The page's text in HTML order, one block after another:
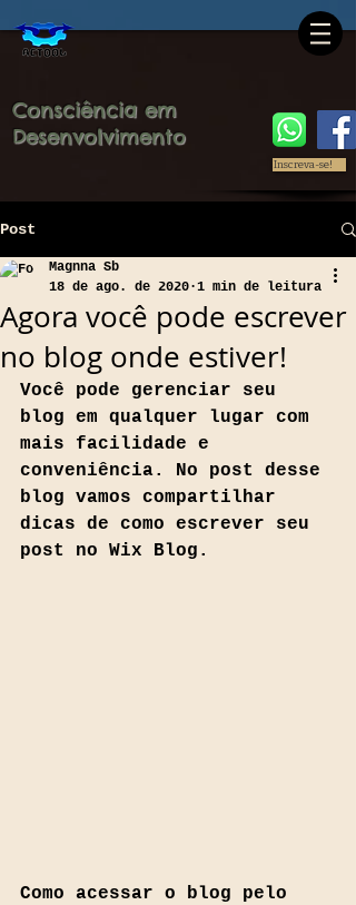
Consciência em
Desenvolvimento
Inscreva-se!
Post
Agora você pode escrever
no blog onde estiver!
Magnna Sb
18 de ago. de 2020 1 min de leitura
Você pode gerenciar seu
blog em qualquer lugar com
mais facilidade e
conveniência. No post desse
blog vamos compartilhar
dicas de como escrever seu
post no Wix Blog.
Como acessar o blog pelo